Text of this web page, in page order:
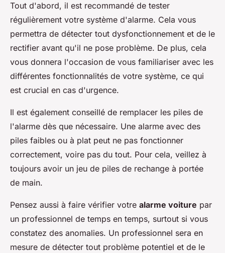
Tout d'abord, il est recommandé de tester
régulièrement votre système d'alarme. Cela vous
permettra de détecter tout dysfonctionnement et de le
rectifier avant qu'il ne pose problème. De plus, cela
vous donnera l'occasion de vous familiariser avec les
différentes fonctionnalités de votre système, ce qui
est crucial en cas d'urgence.
Il est également conseillé de remplacer les piles de
l'alarme dès que nécessaire. Une alarme avec des
piles faibles ou à plat peut ne pas fonctionner
correctement, voire pas du tout. Pour cela, veillez à
toujours avoir un jeu de piles de rechange à portée
de main.
Pensez aussi à faire vérifier votre alarme voiture par
un professionnel de temps en temps, surtout si vous
constatez des anomalies. Un professionnel sera en
mesure de détecter tout problème potentiel et de le